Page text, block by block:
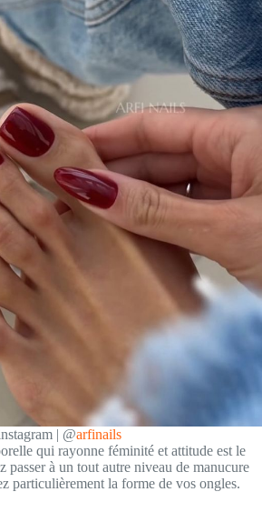
| @arfinails
qui rayonne féminité et attitude est le
passer à un tout autre niveau de manucure
particulièrement la forme de vos ongles.